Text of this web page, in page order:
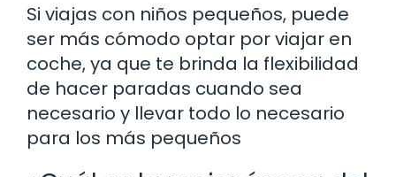
Si viajas con niños pequeños, puede
ser más cómodo optar por viajar en
coche, ya que te brinda la flexibilidad
de hacer paradas cuando sea
necesario y llevar todo lo necesario
para los más pequeños